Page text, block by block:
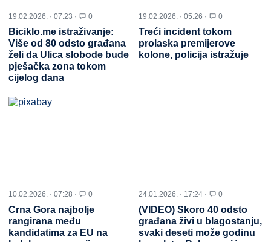
19.02.2026. · 07:23 · 0
Biciklo.me istraživanje:
Više od 80 odsto građana
želi da Ulica slobode bude
pješačka zona tokom
cijelog dana
19.02.2026. · 05:26 · 0
Treći incident tokom
prolaska premijerove
kolone, policija istražuje
10.02.2026. · 07:28 · 0
Crna Gora najbolje
rangirana među
kandidatima za EU na
24.01.2026. · 17:24 · 0
(VIDEO) Skoro 40 odsto
građana živi u blagostanju,
svaki deseti može godinu